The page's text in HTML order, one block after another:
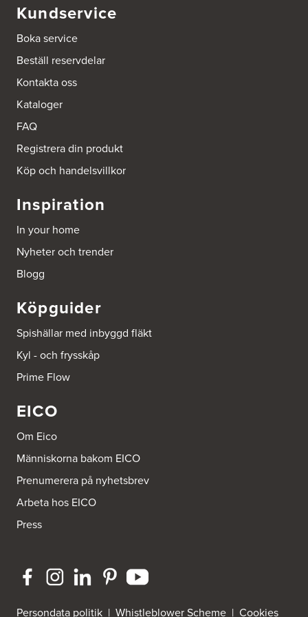
Ballingslöv Sickla
131 54 Nacka
http://www.ballingslov.se
Beijer Byggmat Norrtälje
761 41 Norrtälje
Tel.: 752412900
Hönekullavägen 25
Tel.:752418750
Industrigatan 5
Tel.:752411000
Beijer Byggmaterial Piteå - Filial 002
Batterigatan 2
Tel.: 752411518
Bra Hus från Hedlunds AB
Järnvägsgatan 12
795 71 Furudal
Tel.: 0258-31200
Dahlström Kök Och Design AB
Strömledningsgatan 5
Tel.:
FE 3761 Scancloud
c/o Peders Hushållsmaskiner AB
Tel.:0046-8980003
Kundservice
Boka service
Beställ reservdelar
Kontakta oss
Kataloger
FAQ
Registrera din produkt
Köp och handelsvillkor
Inspiration
In your home
Nyheter och trender
Blogg
Köpguider
Spishällar med inbyggd fläkt
Kyl - och frysskåp
Prime Flow
EICO
Om Eico
Människorna bakom EICO
Prenumerera på nyhetsbrev
Arbeta hos EICO
Press
Persondata politik | Whistleblower Scheme | Cookies